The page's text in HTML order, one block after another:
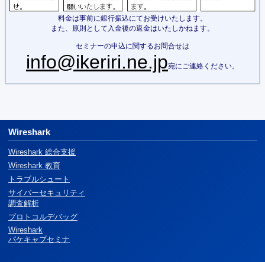
料金は事前に銀行振込にてお受けいたします。
また、原則として入金後の返金はいたしかねます。
セミナーの申込に関するお問合せは
info@ikeriri.ne.jp宛にご連絡ください。
Wireshark
Wireshark 総合支援
Wireshark 教育
トラブルシュート
サイバーセキュリティ
調査解析
プロトコルデバッグ
Wireshark
パケキャプセミナ